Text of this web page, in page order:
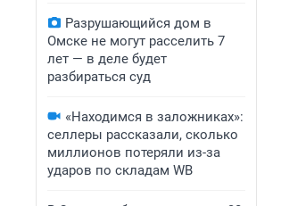
Разрушающийся дом в
Омске не могут расселить 7
лет — в деле будет
разбираться суд
«Находимся в заложниках»:
селлеры рассказали, сколько
миллионов потеряли из-за
ударов по складам WB